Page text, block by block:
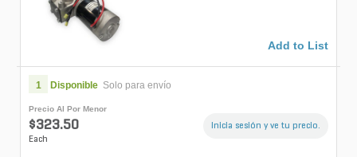
Add to List
1 Disponible Solo para envío
Precio Al Por Menor
$323.50
Each
Inicia sesión y ve tu precio.